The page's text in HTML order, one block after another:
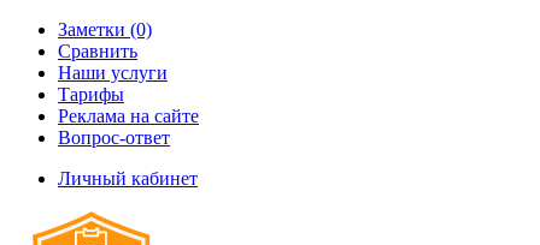
Заметки (0)
Сравнить
Наши услуги
Тарифы
Реклама на сайте
Вопрос-ответ
Личный кабинет